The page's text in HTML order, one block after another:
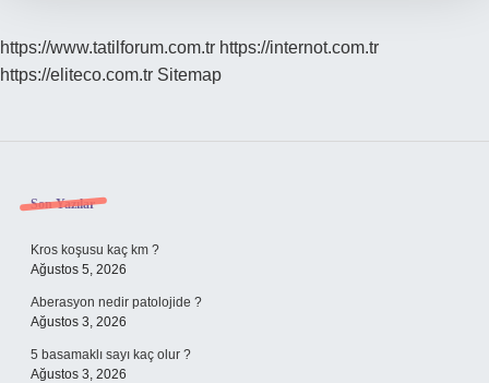
https://www.tatilforum.com.tr https://internot.com.tr
https://eliteco.com.tr Sitemap
Sidebar
Son Yazılar
Kros koşusu kaç km ?
Ağustos 5, 2026
Aberasyon nedir patolojide ?
Ağustos 3, 2026
5 basamaklı sayı kaç olur ?
Ağustos 3, 2026